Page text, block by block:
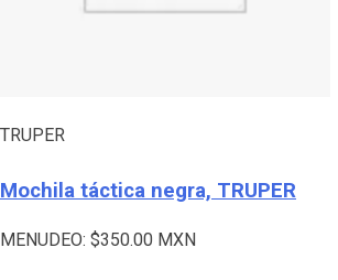
TRUPER
Mochila táctica negra, TRUPER
MENUDEO: $350.00 MXN